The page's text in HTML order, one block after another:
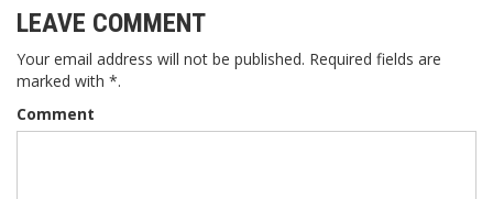
LEAVE COMMENT
Your email address will not be published. Required fields are
marked with *.
Comment